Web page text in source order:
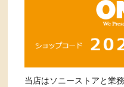
当店はソニーストアと業